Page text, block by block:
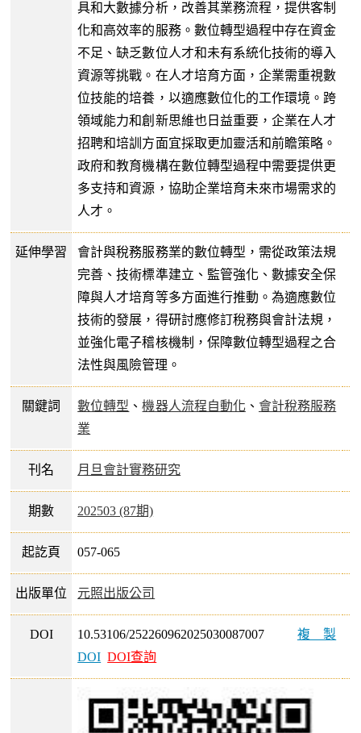
具和大數據分析，改善其業務流程，提供客制
化和高效率的服務。數位轉型過程中存在資金
不足、缺乏數位人才和未有系統化技術的導入
資源等挑戰。在人才培育方面，企業需重視數
位技能的培養，以適應數位化的工作環境。跨
領域能力和創新思維也日益重要，企業在人才
招聘和培訓方面宜採取更加靈活和前瞻策略。
政府和教育機構在數位轉型過程中需要提供更
多支持和資源，協助企業培育未來市場需求的
人才。
延伸學習
會計與稅務服務業的數位轉型，需從政策法規
完善、技術標準建立、監管強化、數據安全保
障與人才培育等多方面進行推動。為適應數位
技術的發展，得研討應修訂稅務與會計法規，
並強化電子稽核機制，保障數位轉型過程之合
法性與風險管理。
關鍵詞 數位轉型 、機器人流程自動化 、 會計稅務服務
業
刊名 月旦會計實務研究
期數 202503 (87期)
起訖頁 057-065
出版單位 元照出版公司
DOI 10.53106/252260962025030087007 複製
DOI DOI查詢